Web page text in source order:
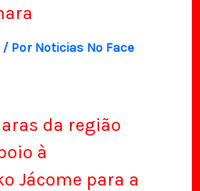
/ Por Noticias No Face
da região
à
Jácome para a